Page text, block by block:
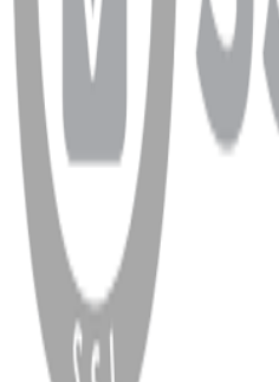
WhatsApp Facebook
Copyright
2026 Dükkan Hifi